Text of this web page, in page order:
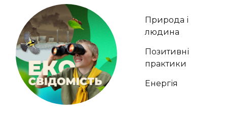
Природа і
людина
Позитивні
практики
Енергія